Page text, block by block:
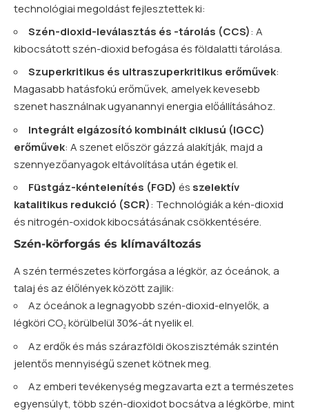
technológiai megoldást fejlesztettek ki:
Szén-dioxid-leválasztás és -tárolás (CCS): A
kibocsátott szén-dioxid befogása és földalatti tárolása.
Szuperkritikus és ultraszuperkritikus erőművek:
Magasabb hatásfokú erőművek, amelyek kevesebb
szenet használnak ugyanannyi energia előállításához.
Integrált elgázosító kombinált ciklusú (IGCC)
erőművek: A szenet először gázzá alakítják, majd a
szennyezőanyagok eltávolítása után égetik el.
Füstgáz-kéntelenítés (FGD) és szelektív
katalitikus redukció (SCR): Technológiák a kén-dioxid
és nitrogén-oxidok kibocsátásának csökkentésére.
Szén-körforgás és klímaváltozás
A szén természetes körforgása a légkör, az óceánok, a
talaj és az élőlények között zajlik:
Az óceánok a legnagyobb szén-dioxid-elnyelők, a
légköri CO₂ körülbelül 30%-át nyelik el.
Az erdők és más szárazföldi ökoszisztémák szintén
jelentős mennyiségű szenet kötnek meg.
Az emberi tevékenység megzavarta ezt a természetes
egyensúlyt, több szén-dioxidot bocsátva a légkörbe, mint